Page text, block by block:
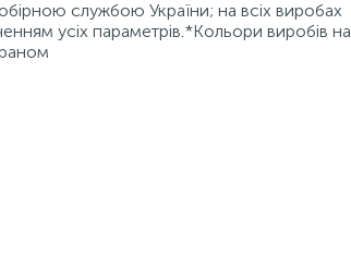
службою України; на всіх виробах
усіх параметрів.*Кольори виробів на